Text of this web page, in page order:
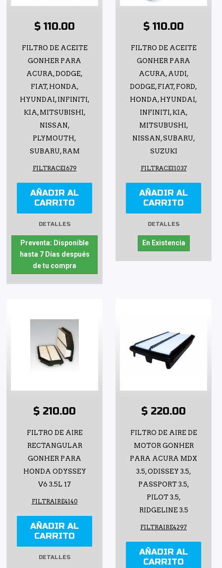
$ 110.00
FILTRO DE ACEITE
GONHER PARA
ACURA, DODGE,
FIAT, HONDA,
HYUNDAI, INFINITI,
KIA, MITSUBISHI,
NISSAN,
PLYMOUTH,
SUBARU, RAM
FILTRACEI679
AÑADIR AL
CARRITO
DETALLES
Preventa: Disponible
hasta 7 Días después
de tu compra
$ 110.00
FILTRO DE ACEITE
GONHER PARA
ACURA, AUDI,
DODGE, FIAT, FORD,
HONDA, HYUNDAI,
INFINITI, KIA,
MITSUBUSHI,
NISSAN, SUBARU,
SUZUKI
FILTRACEI1037
AÑADIR AL
CARRITO
DETALLES
En Existencia
$ 210.00
FILTRO DE AIRE
RECTANGULAR
GONHER PARA
HONDA ODYSSEY
V6 3.5L 17
FILTRAIRE4140
AÑADIR AL
CARRITO
DETALLES
$ 220.00
FILTRO DE AIRE DE
MOTOR GONHER
PARA ACURA MDX
3.5, ODISSEY 3.5,
PASSPORT 3.5,
PILOT 3.5,
RIDGELINE 3.5
FILTRAIRE4297
AÑADIR AL
CARRITO